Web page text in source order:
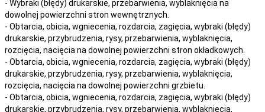
- Wybraki (błędy) drukarskie, przebarwienia, wyblaknięcia na
dowolnej powierzchni stron wewnętrznych.
- Obtarcia, obicia, wgniecenia, rozdarcia, zagięcia, wybraki (błędy)
drukarskie, przybrudzenia, rysy, przebarwienia, wyblaknięcia,
rozcięcia, nacięcia na dowolnej powierzchni stron okładkowych.
- Obtarcia, obicia, wgniecenia, rozdarcia, zagięcia, wybraki (błędy)
drukarskie, przybrudzenia, rysy, przebarwienia, wyblaknięcia,
rozcięcia, nacięcia na dowolnej powierzchni grzbietu.
- Obtarcia, obicia, wgniecenia, rozdarcia, zagięcia, wybraki (błędy)
drukarskie, przybrudzenia, rysy, przebarwienia, wyblaknięcia,